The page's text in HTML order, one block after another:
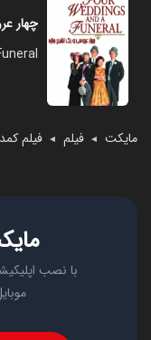
مایکت ◄ فیلم ◄ فیلم
چهار
با نصب